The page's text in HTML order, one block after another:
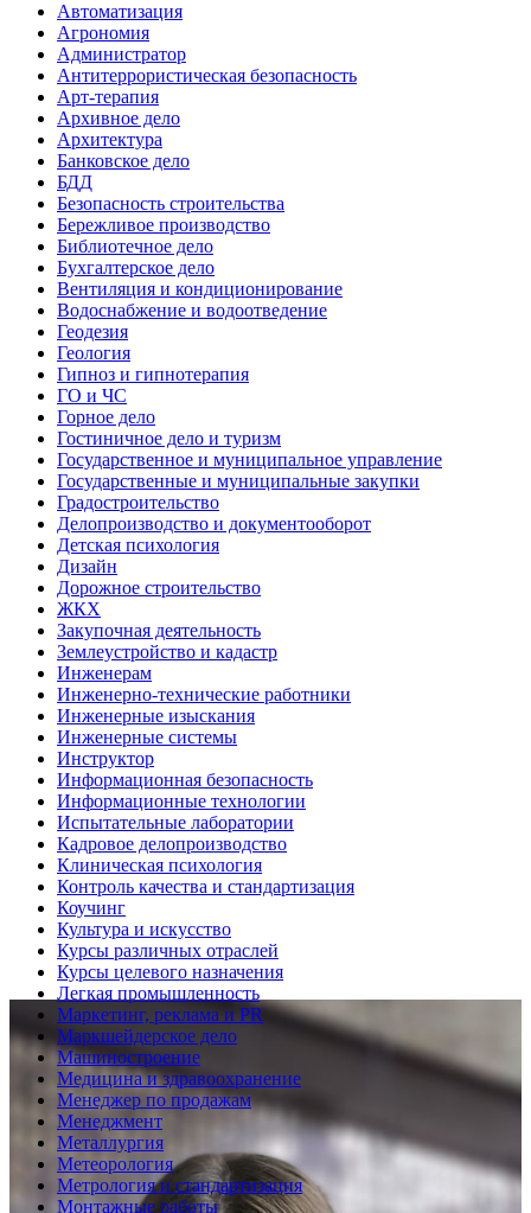
Автоматизация
Агрономия
Администратор
Антитеррористическая безопасность
Арт-терапия
Архивное дело
Архитектура
Банковское дело
БДД
Безопасность строительства
Бережливое производство
Библиотечное дело
Бухгалтерское дело
Вентиляция и кондиционирование
Водоснабжение и водоотведение
Геодезия
Геология
Гипноз и гипнотерапия
ГО и ЧС
Горное дело
Гостиничное дело и туризм
Государственное и муниципальное управление
Государственные и муниципальные закупки
Градостроительство
Делопроизводство и документооборот
Детская психология
Дизайн
Дорожное строительство
ЖКХ
Закупочная деятельность
Землеустройство и кадастр
Инженерам
Инженерно-технические работники
Инженерные изыскания
Инженерные системы
Инструктор
Информационная безопасность
Информационные технологии
Испытательные лаборатории
Кадровое делопроизводство
Клиническая психология
Контроль качества и стандартизация
Коучинг
Культура и искусство
Курсы различных отраслей
Курсы целевого назначения
Легкая промышленность
Маркетинг, реклама и PR
Маркшейдерское дело
Машиностроение
Медицина и здравоохранение
Менеджер по продажам
Менеджмент
Металлургия
Метеорология
Метрология и стандартизация
Монтажные работы